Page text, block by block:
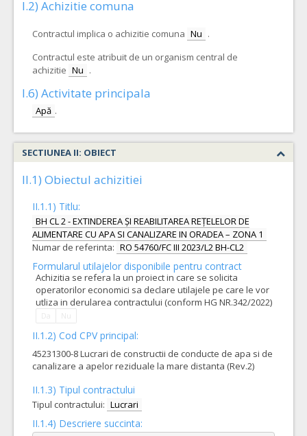
I.2) Achizitie comuna
Contractul implica o achizitie comuna Nu .
Contractul este atribuit de un organism central de
achizitie Nu .
I.6) Activitate principala
Apă .
SECTIUNEA II: OBIECT
II.1) Obiectul achizitiei
II.1.1) Titlu:
BH CL 2 - EXTINDEREA ȘI REABILITAREA REȚELELOR DE
ALIMENTARE CU APA SI CANALIZARE IN ORADEA – ZONA 1
Numar de referinta: RO 54760/FC III 2023/L2 BH-CL2
Formularul utilajelor disponibile pentru contract
Achizitia se refera la un proiect in care se solicita
operatorilor economici sa declare utilajele pe care le vor
utliza in derularea contractului (conform HG NR.342/2022)
II.1.2) Cod CPV principal:
45231300-8 Lucrari de constructii de conducte de apa si de
canalizare a apelor reziduale la mare distanta (Rev.2)
II.1.3) Tipul contractului
Tipul contractului: Lucrari
II.1.4) Descriere succinta: